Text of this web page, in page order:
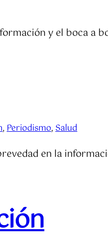
y el boca a
, Periodismo, Salud
en la